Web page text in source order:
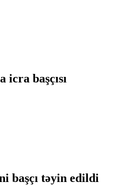
icra başçısı
başçı təyin edildi